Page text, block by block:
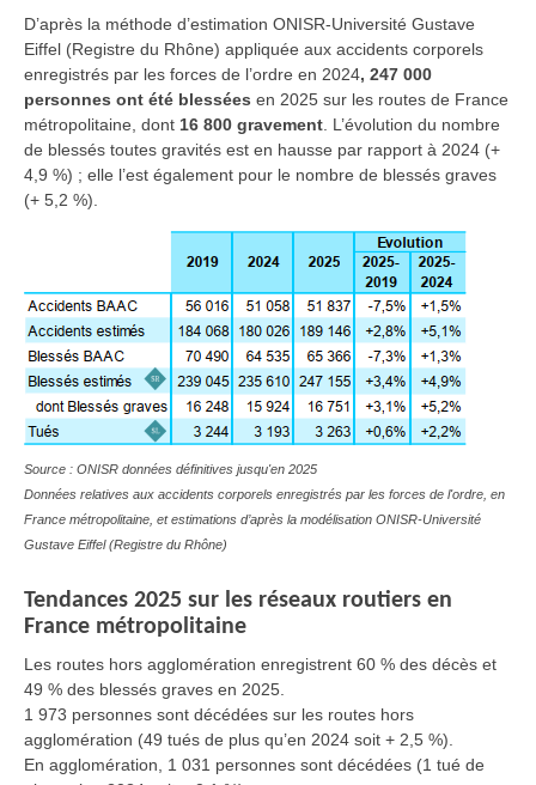
D’après la méthode d’estimation ONISR-Université Gustave
Eiffel (Registre du Rhône) appliquée aux accidents corporels
enregistrés par les forces de l’ordre en 2024, 247 000
personnes ont été blessées en 2025 sur les routes de France
métropolitaine, dont 16 800 gravement . L’évolution du nombre
de blessés toutes gravités est en hausse par rapport à 2024 (+
4,9 %) ; elle l’est également pour le nombre de blessés graves
(+ 5,2 %).
Source : ONISR données définitives jusqu'en 2025
Données relatives aux accidents corporels enregistrés par les forces de l'ordre, en
France métropolitaine, et estimations d’après la modélisation ONISR-Université
Gustave Eiffel (Registre du Rhône)
Tendances 2025 sur les réseaux routiers en
France métropolitaine
Les routes hors agglomération enregistrent 60 % des décès et
49 % des blessés graves en 2025.
1 973 personnes sont décédées sur les routes hors
agglomération (49 tués de plus qu’en 2024 soit + 2,5 %).
En agglomération, 1 031 personnes sont décédées (1 tué de